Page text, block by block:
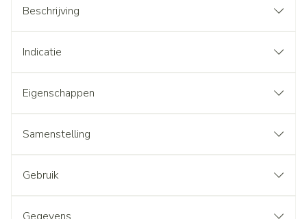
Beschrijving
Indicatie
Eigenschappen
Samenstelling
Gebruik